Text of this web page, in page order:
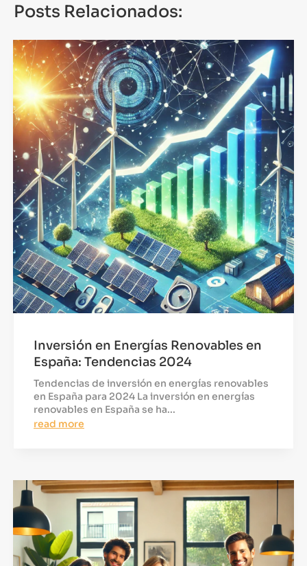
Posts Relacionados:
Inversión en Energías Renovables en
España: Tendencias 2024
Tendencias de inversión en energías renovables
en España para 2024 La inversión en energías
renovables en España se ha...
read more